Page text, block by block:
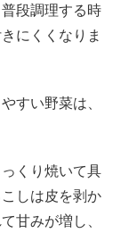
段調理する時
にくくなりま
すい野菜は、
くり焼いて具
しは皮を剥か
甘みが増し、